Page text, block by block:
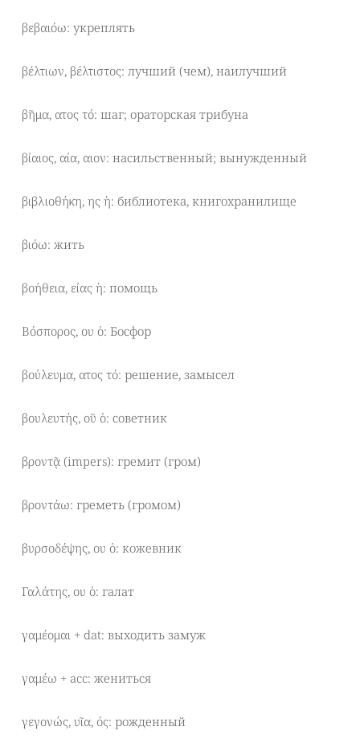
βεβαιόω: укреплять
βέλτιων, βέλτιστος: лучший (чем), наилучший
βῆμα, ατος τό: шаг; ораторская трибуна
βίαιος, αία, αιον: насильственный; вынужденный
βιβλιοθήκη, ης ἡ: библиотека, книгохранилище
βιόω: жить
βοήθεια, είας ἡ: помощь
Βόσπορος, ου ὁ: Босфор
βούλευμα, ατος τό: решение, замысел
βουλευτής, οῦ ὁ: советник
βροντᾷ (impers): гремит (гром)
βροντάω: греметь (громом)
βυρσοδέψης, ου ὁ: кожевник
Γαλάτης, ου ὁ: галат
γαμέομαι + dat: выходить замуж
γαμέω + acc: жениться
γεγονώς, υῖα, ός: рожденный